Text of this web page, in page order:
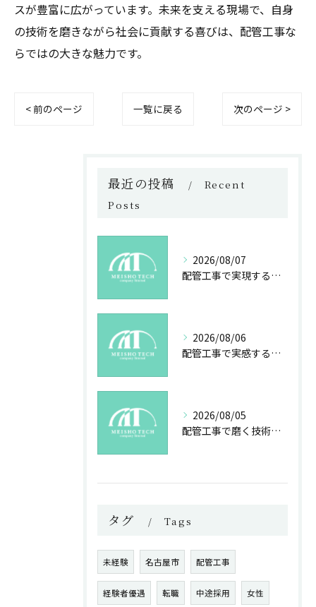
スが豊富に広がっています。未来を支える現場で、自身
の技術を磨きながら社会に貢献する喜びは、配管工事な
らではの大きな魅力です。
< 前のページ 一覧に戻る 次のページ >
最近の投稿
Recent
Posts
2026/08/07
配管工事で実現する未来の安心と技術力
2026/08/06
配管工事で実感する成長と社会貢献の魅力
2026/08/05
配管工事で磨く技術と未来への誇り
タグ Tags
未経験 名古屋市 配管工事
経験者優遇 転職 中途採用 女性